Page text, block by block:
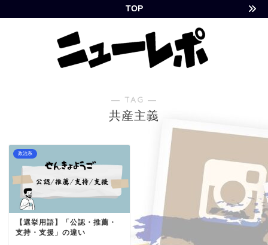
TOP
― TAG ―
共産主義
政治系
【選挙用語】「公認・推薦・
支持・支援」の違い